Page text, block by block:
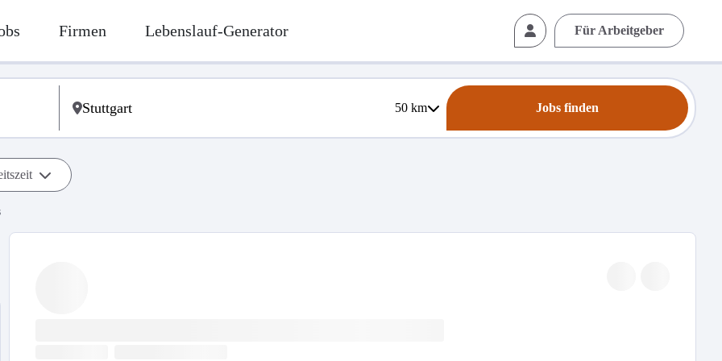
Firmen Lebenslauf-Generator Für Arbeitgeber
50km Jobs finden